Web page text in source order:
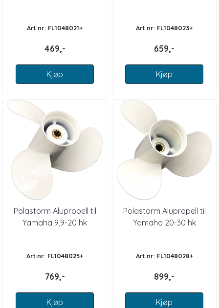
Art.nr: FL1048021+
469,-
Kjøp
Art.nr: FL1048023+
659,-
Kjøp
Polastorm Alupropell til
Yamaha 9,9-20 hk
Art.nr: FL1048025+
769,-
Kjøp
Polastorm Alupropell til
Yamaha 20-30 hk
Art.nr: FL1048028+
899,-
Kjøp